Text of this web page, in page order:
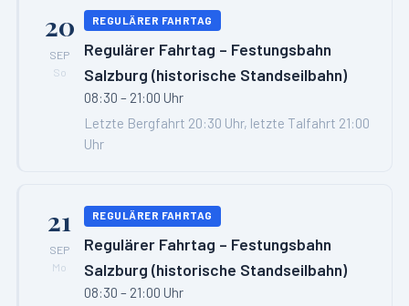
20
SEP
So
REGULÄRER FAHRTAG
Regulärer Fahrtag – Festungsbahn
Salzburg (historische Standseilbahn)
08:30 – 21:00 Uhr
Letzte Bergfahrt 20:30 Uhr, letzte Talfahrt 21:00
Uhr
21
SEP
Mo
REGULÄRER FAHRTAG
Regulärer Fahrtag – Festungsbahn
Salzburg (historische Standseilbahn)
08:30 – 21:00 Uhr